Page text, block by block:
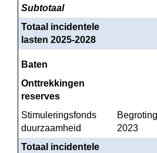
Subtotaal
Totaal incidentele
lasten 2025-2028
Baten
Onttrekkingen
reserves
Stimuleringsfonds
duurzaamheid
Begroting
2023
Totaal incidentele